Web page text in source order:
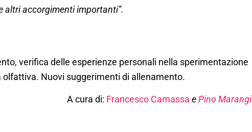
altri accorgimenti importanti”.
verifica delle esperienze personali nella sperimentazione
olfattiva. Nuovi suggerimenti di allenamento.
A cura di: Francesco Camassa ePino Marangi